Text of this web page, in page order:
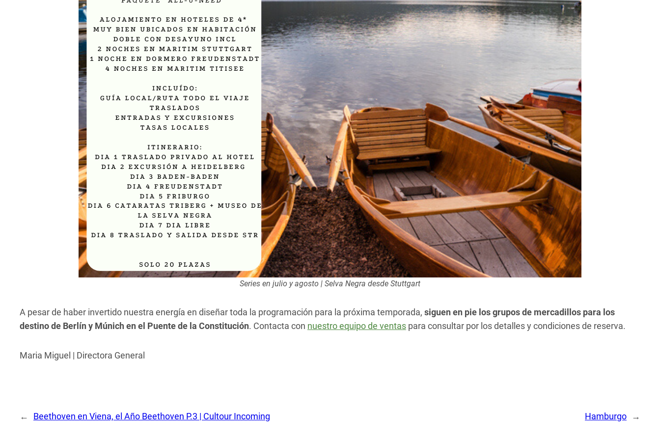
Series en julio y agosto | Selva Negra desde Stuttgart
A pesar de haber invertido nuestra energía en diseñar toda la programación para la próxima temporada, siguen en pie los grupos de mercadillos para los
destino de Berlín y Múnich en el Puente de la Constitución. Contacta con nuestro equipo de ventas para consultar por los detalles y condiciones de reserva.
Maria Miguel | Directora General
← Beethoven en Viena, el Año Beethoven P.3 | Cultour Incoming Hamburgo →